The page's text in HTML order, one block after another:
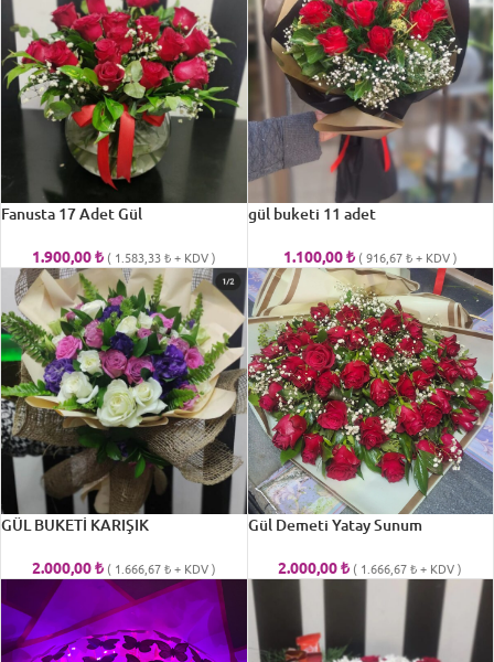
Fanusta 17 Adet Gül
1.900,00₺ ( 1.583,33₺+ KDV )
gül buketi 11 adet
1.100,00₺ (916,67₺+ KDV )
GÜL BUKETİ KARIŞIK
2.000,00₺ ( 1.666,67₺+ KDV )
Gül Demeti Yatay Sunum
2.000,00₺ ( 1.666,67₺+ KDV )